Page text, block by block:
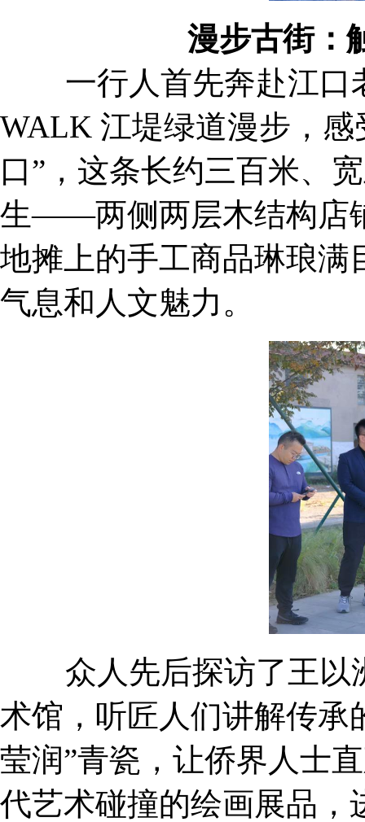
漫步古街：
一行人首先奔赴江口老
WALK 江堤绿道漫步，
口”，这条长约三百米、
生——两侧两层木结构店
地摊上的手工商品琳琅满
气息和人文魅力。
众人先后探访了王以
术馆，听匠人们讲解传承
莹润”青瓷，让侨界人士
代艺术碰撞的绘画展品，